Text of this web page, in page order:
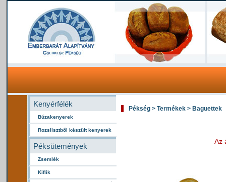
Kenyérfélék
Búzakenyerek
Rozslisztből készült kenyerek
Péksütemények
Zsemlék
Kiflik
Pékség > Termékek > Baguettek
Az